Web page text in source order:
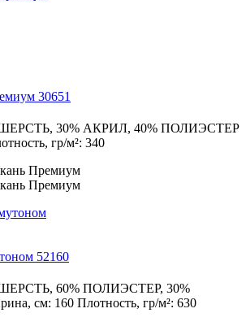
30651
30% АКРИЛ, 40% ПОЛИЭСТЕР
гр/м²: 340
52160
60% ПОЛИЭСТЕР, 30%
см: 160 Плотность, гр/м²: 630